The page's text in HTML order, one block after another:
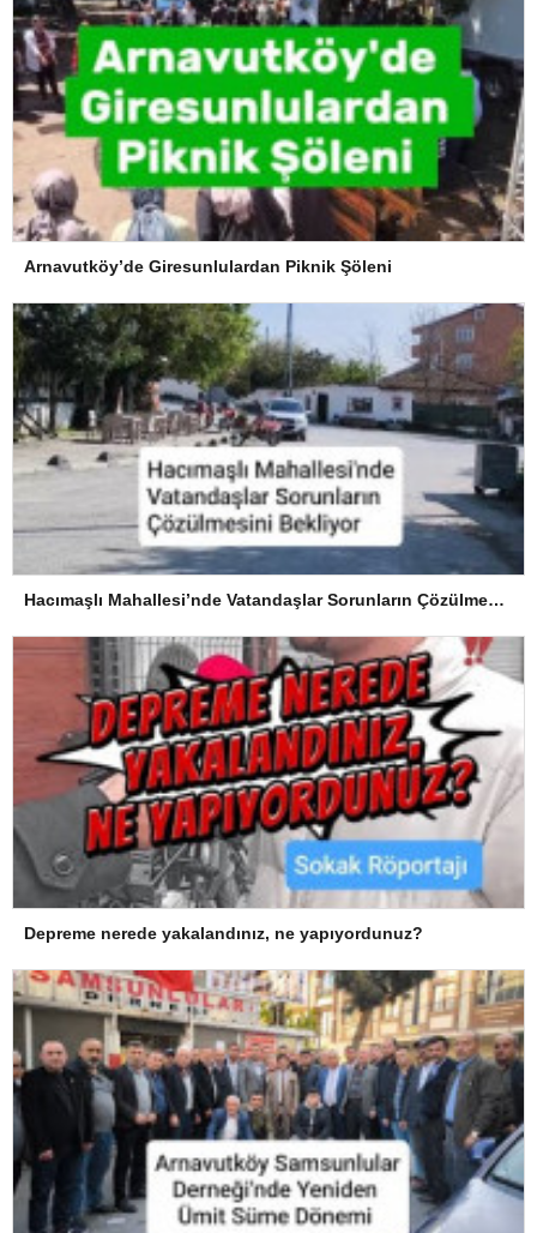
Arnavutköy’de Giresunlulardan Piknik Şöleni
Hacımaşlı Mahallesi’nde Vatandaşlar Sorunların Çözülmesini Bekliyor
Depreme nerede yakalandınız, ne yapıyordunuz?